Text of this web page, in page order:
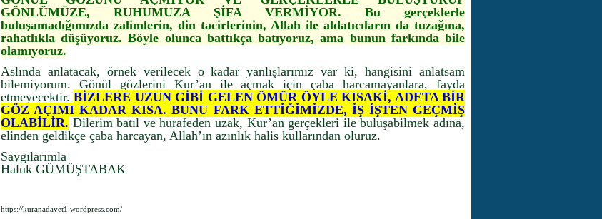
GÖNLÜMÜZE, RUHUMUZA ŞİFA VERMİYOR. Bu gerçeklerle
buluşamadığımızda zalimlerin, din tacirlerinin, Allah ile aldatıcıların da tuzağına,
rahatlıkla düşüyoruz. Böyle olunca battıkça batıyoruz, ama bunun farkında bile
olamıyoruz.
Aslında anlatacak, örnek verilecek o kadar yanlışlarımız var ki, hangisini anlatsam
bilemiyorum. Gönül gözlerini Kur’an ile açmak için çaba harcamayanlara, fayda
etmeyecektir.BİZLERE UZUN GİBİ GELEN ÖMÜR ÖYLE KISAKİ, ADETA BİR
GÖZ AÇIMI KADAR KISA. BUNU FARK ETTİĞİMİZDE, İŞ İŞTEN GEÇMİŞ
OLABİLİR. Dilerim batıl ve hurafeden uzak, Kur’an gerçekleri ile buluşabilmek adına,
elinden geldikçe çaba harcayan, Allah’ın azınlık halis kullarından oluruz.
Saygılarımla
Haluk GÜMÜŞTABAK
https://kuranadavet1.wordpress.com/